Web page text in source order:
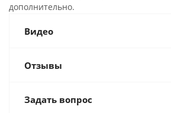
дополнительно.
Видео
Отзывы
Задать вопрос